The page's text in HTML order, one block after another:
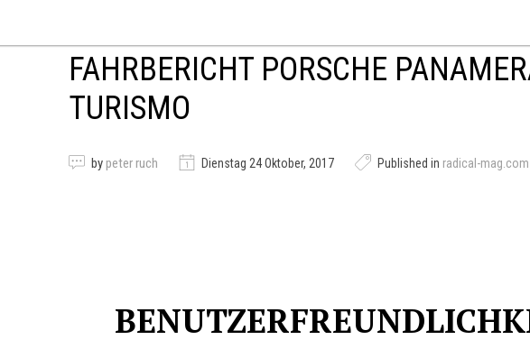
FAHRBERICHT PORSCHE
TURISMO
by peter ruch Dienstag 24 Oktober, 2017 Published in radical-mag.com